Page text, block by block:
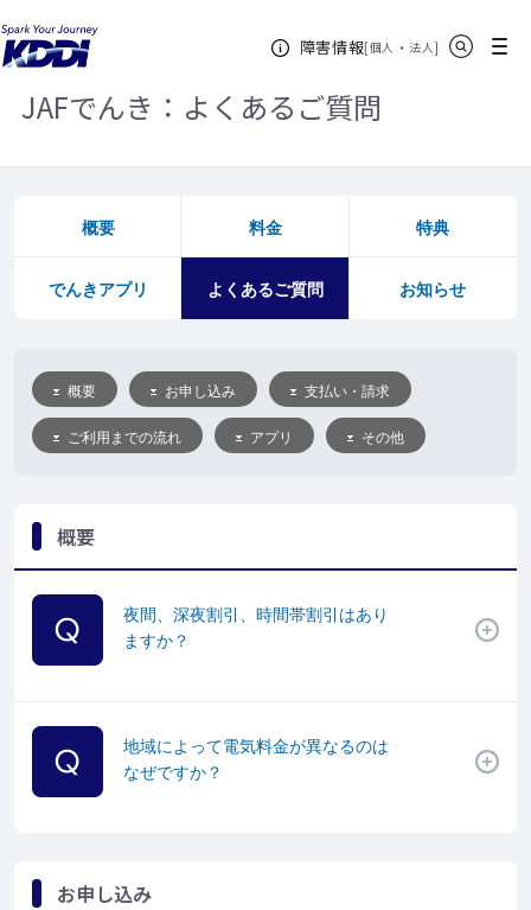
障害情報[個人 ・ 法人新規ウィンドウ
]
メニュー
KDDIホーム
JAFでんき：よくあるご質問
概要 料金 特典
でんきアプリ よくあるご質問 お知らせ
概要 お申し込み 支払い・請求
ご利用までの流れ アプリ その他
概要
夜間、深夜割引、時間帯割引はあり
ますか？
地域によって電気料金が異なるのは
なぜですか？
お申し込み